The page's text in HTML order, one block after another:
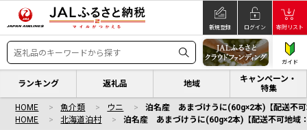
新規登録 ログイン 寄附リスト
ガイド
ランキング 返礼品 地域
キャンペーン・
特集
HOME 魚介類 ウニ
泊名産 あまづけうに(60g×2本)【配送不
HOME
北海道泊村 泊名産 あまづけうに(60g×2本)【配送不可地域